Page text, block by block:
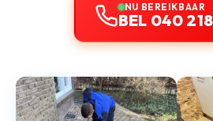
NU BEREIKBAAR
BEL 040